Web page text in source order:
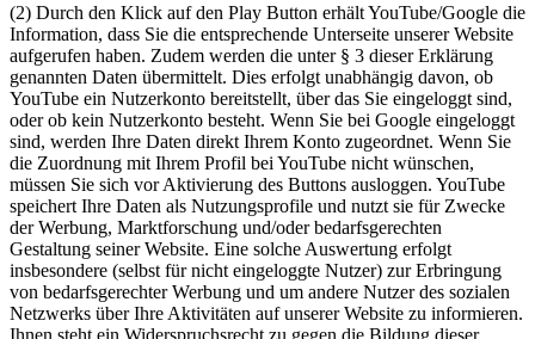
(2) Durch den Klick auf den Play Button erhält YouTube/Google die
Information, dass Sie die entsprechende Unterseite unserer Website
aufgerufen haben. Zudem werden die unter § 3 dieser Erklärung
genannten Daten übermittelt. Dies erfolgt unabhängig davon, ob
YouTube ein Nutzerkonto bereitstellt, über das Sie eingeloggt sind,
oder ob kein Nutzerkonto besteht. Wenn Sie bei Google eingeloggt
sind, werden Ihre Daten direkt Ihrem Konto zugeordnet. Wenn Sie
die Zuordnung mit Ihrem Profil bei YouTube nicht wünschen,
müssen Sie sich vor Aktivierung des Buttons ausloggen. YouTube
speichert Ihre Daten als Nutzungsprofile und nutzt sie für Zwecke
der Werbung, Marktforschung und/oder bedarfsgerechten
Gestaltung seiner Website. Eine solche Auswertung erfolgt
insbesondere (selbst für nicht eingeloggte Nutzer) zur Erbringung
von bedarfsgerechter Werbung und um andere Nutzer des sozialen
Netzwerks über Ihre Aktivitäten auf unserer Website zu informieren.
Ihnen steht ein Widerspruchsrecht zu gegen die Bildung dieser